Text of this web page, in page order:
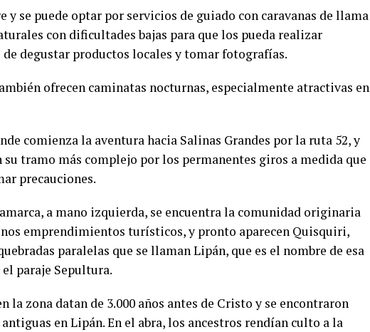
y se puede optar por servicios de guiado con caravanas de llama
con dificultades bajas para que los pueda realizar
de degustar productos locales y tomar fotografías.
ofrecen caminatas nocturnas, especialmente atractivas en
comienza la aventura hacia Salinas Grandes por la ruta 52, y
su tramo más complejo por los permanentes giros a medida que
precauciones.
a mano izquierda, se encuentra la comunidad originaria
emprendimientos turísticos, y pronto aparecen Quisquiri,
paralelas que se llaman Lipán, que es el nombre de esa
el paraje Sepultura.
la zona datan de 3.000 años antes de Cristo y se encontraron
en Lipán. En el abra, los ancestros rendían culto a la